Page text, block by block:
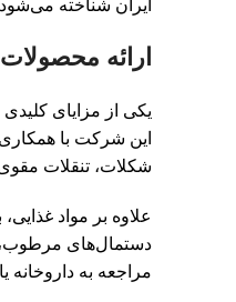
ایران شناخته
ارائه
یکی از مزایای
این شرکت با
شکلات، تنقلات مقوی
علاوه بر مواد
دستمال‌های مرطوب،
مراجعه به داروخانه